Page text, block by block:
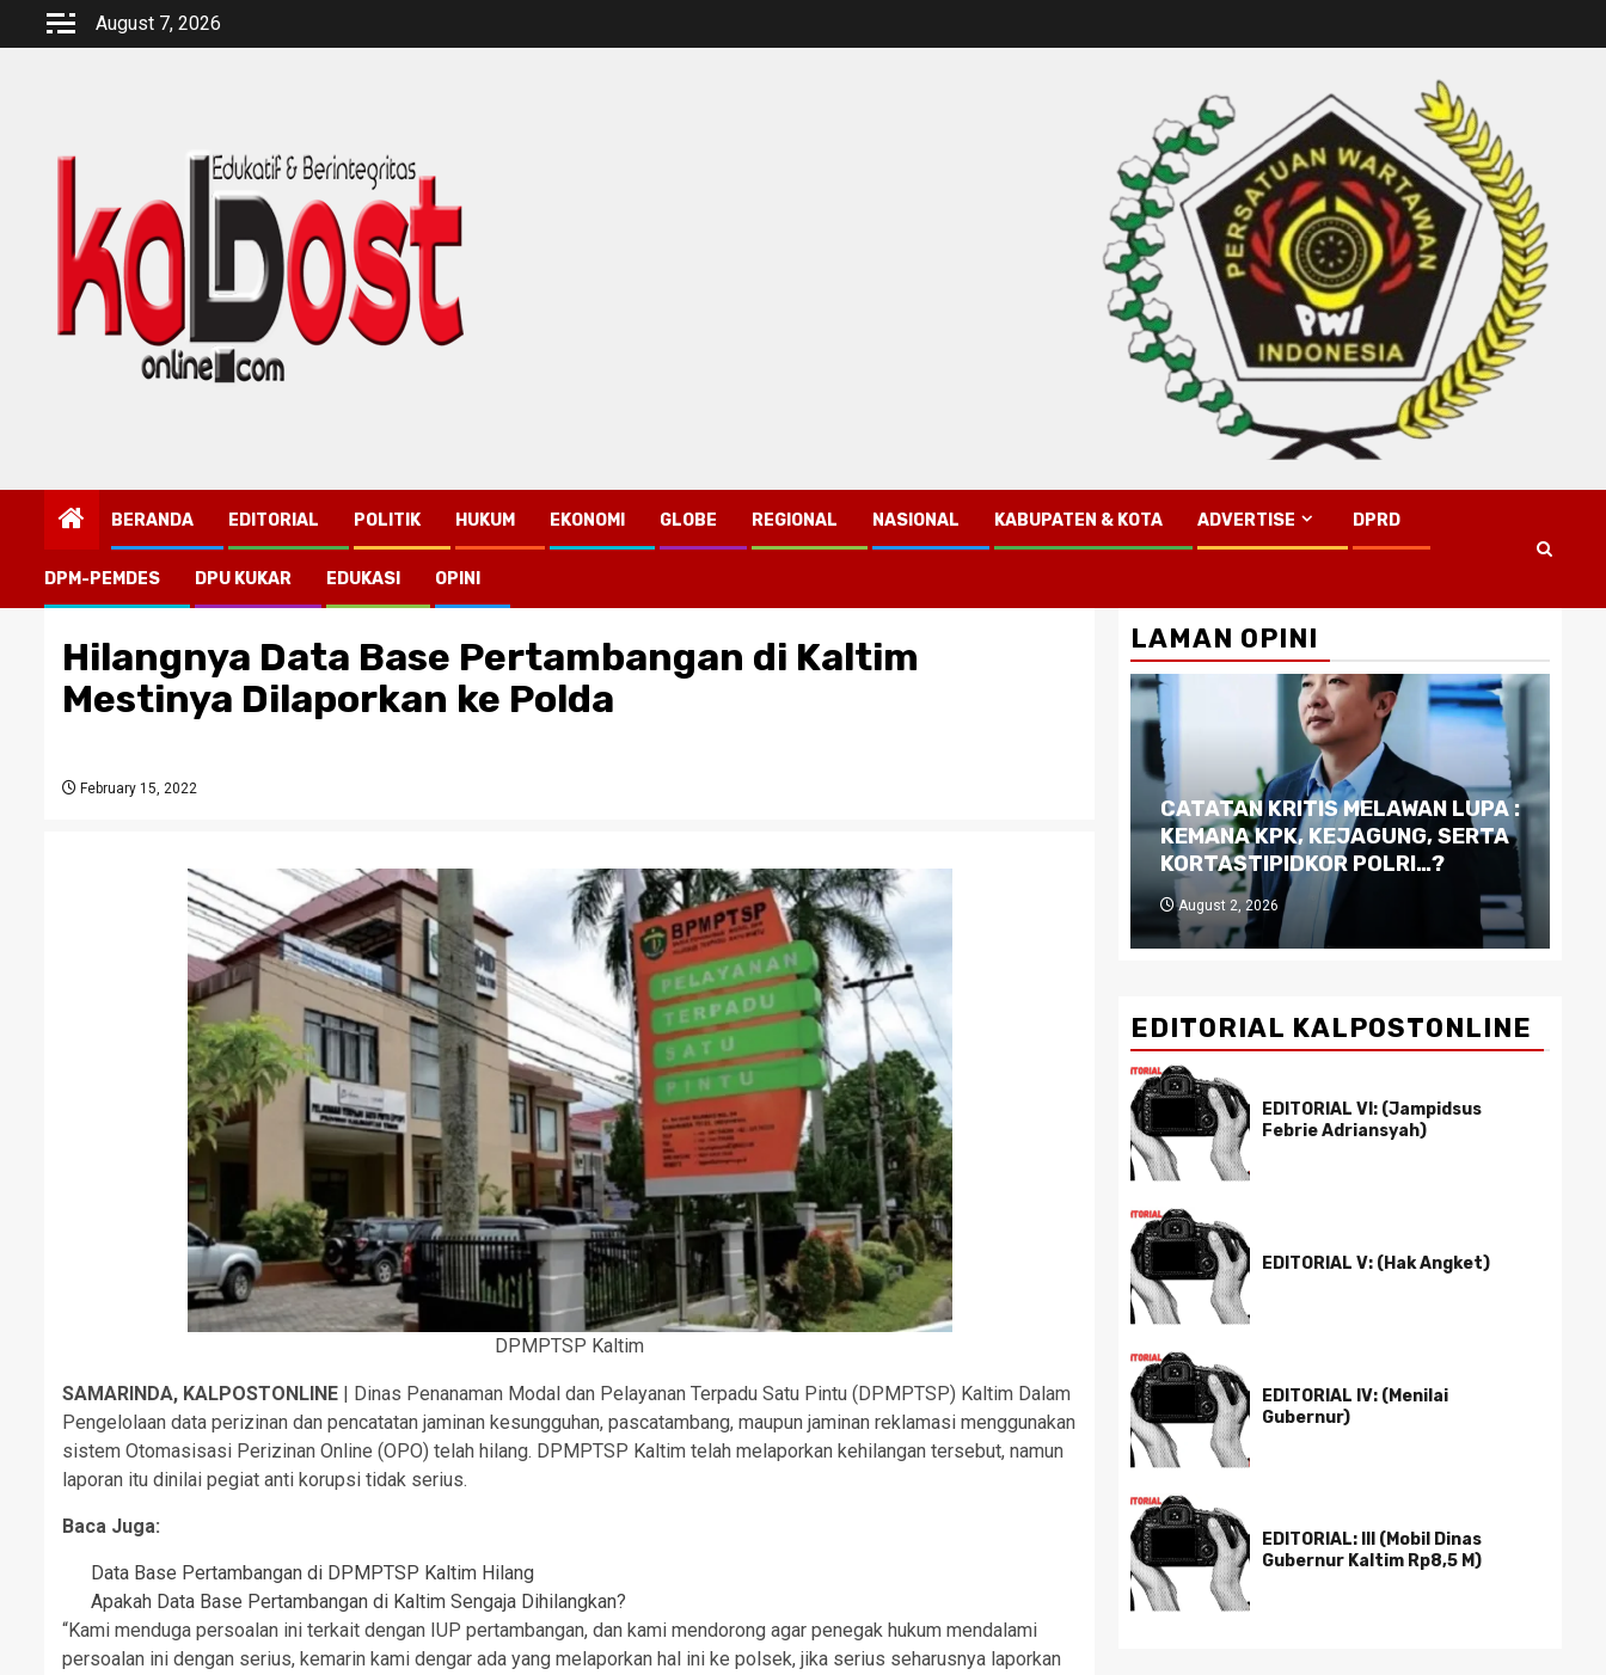
August 7, 2026
BERANDA EDITORIAL POLITIK HUKUM EKONOMI GLOBE REGIONAL NASIONAL KABUPATEN & KOTA ADVERTISE DPRD
DPM-PEMDES DPU KUKAR EDUKASI OPINI
Hilangnya Data Base Pertambangan di Kaltim
Mestinya Dilaporkan ke Polda
February 15, 2022
DPMPTSP Kaltim
SAMARINDA, KALPOSTONLINE | Dinas Penanaman Modal dan Pelayanan Terpadu Satu Pintu (DPMPTSP) Kaltim Dalam
Pengelolaan data perizinan dan pencatatan jaminan kesungguhan, pascatambang, maupun jaminan reklamasi menggunakan
sistem Otomasisasi Perizinan Online (OPO) telah hilang. DPMPTSP Kaltim telah melaporkan kehilangan tersebut, namun
laporan itu dinilai pegiat anti korupsi tidak serius.
Baca Juga:
Data Base Pertambangan di DPMPTSP Kaltim Hilang
Apakah Data Base Pertambangan di Kaltim Sengaja Dihilangkan?
“Kami menduga persoalan ini terkait dengan IUP pertambangan, dan kami mendorong agar penegak hukum mendalami
persoalan ini dengan serius, kemarin kami dengar ada yang melaporkan hal ini ke polsek, jika serius seharusnya laporkan
LAMAN OPINI
CATATAN KRITIS MELAWAN LUPA :
KEMANA KPK, KEJAGUNG, SERTA
KORTASTIPIDKOR POLRI…?
August 2, 2026
EDITORIAL KALPOSTONLINE
EDITORIAL VI: (Jampidsus
Febrie Adriansyah)
EDITORIAL V: (Hak Angket)
EDITORIAL IV: (Menilai
Gubernur)
EDITORIAL: III (Mobil Dinas
Gubernur Kaltim Rp8,5 M)